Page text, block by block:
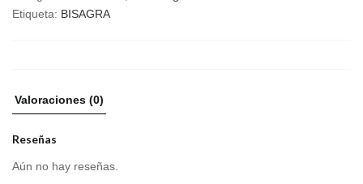
Etiqueta: BISAGRA
Valoraciones (0)
Reseñas
Aún no hay reseñas.